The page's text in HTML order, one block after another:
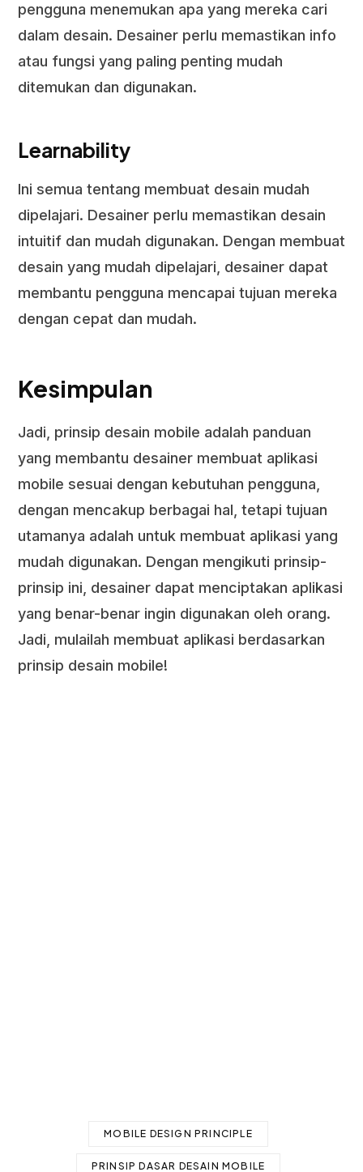
pengguna menemukan apa yang mereka cari
dalam desain. Desainer perlu memastikan info
atau fungsi yang paling penting mudah
ditemukan dan digunakan.
Learnability
Ini semua tentang membuat desain mudah
dipelajari. Desainer perlu memastikan desain
intuitif dan mudah digunakan. Dengan membuat
desain yang mudah dipelajari, desainer dapat
membantu pengguna mencapai tujuan mereka
dengan cepat dan mudah.
Kesimpulan
Jadi, prinsip desain mobile adalah panduan
yang membantu desainer membuat aplikasi
mobile sesuai dengan kebutuhan pengguna,
dengan mencakup berbagai hal, tetapi tujuan
utamanya adalah untuk membuat aplikasi yang
mudah digunakan. Dengan mengikuti prinsip-
prinsip ini, desainer dapat menciptakan aplikasi
yang benar-benar ingin digunakan oleh orang.
Jadi, mulailah membuat aplikasi berdasarkan
prinsip desain mobile!
MOBILE DESIGN PRINCIPLE
PRINSIP DASAR DESAIN MOBILE